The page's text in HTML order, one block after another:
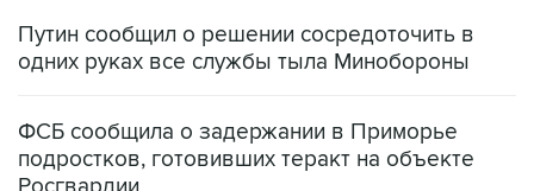
ФСБ сообщила о задержании в Приморье
Росгвардии